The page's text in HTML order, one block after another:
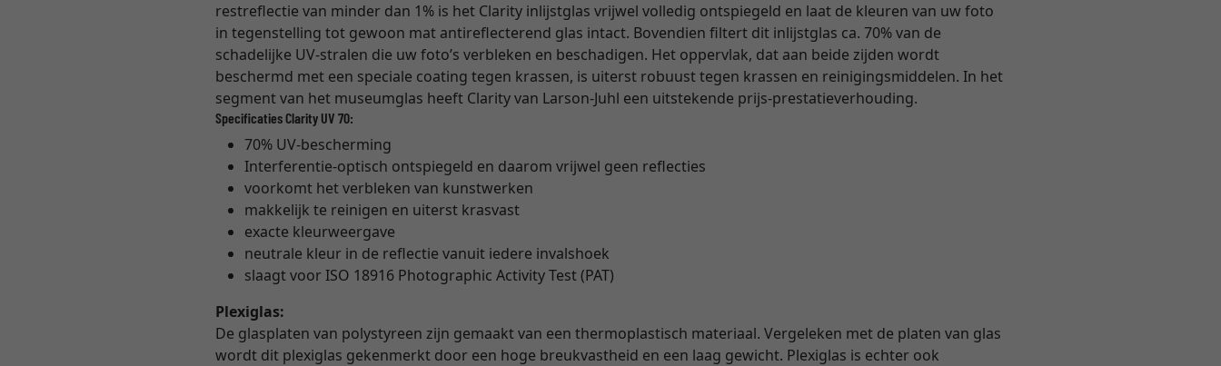
restreflectie van minder dan 1% is het Clarity inlijstglas vrijwel volledig ontspiegeld en laat de kleuren van uw foto
in tegenstelling tot gewoon mat antireflecterend glas intact. Bovendien filtert dit inlijstglas ca. 70% van de
schadelijke UV-stralen die uw foto’s verbleken en beschadigen. Het oppervlak, dat aan beide zijden wordt
beschermd met een speciale coating tegen krassen, is uiterst robuust tegen krassen en reinigingsmiddelen. In het
segment van het museumglas heeft Clarity van Larson-Juhl een uitstekende prijs-prestatieverhouding.
Specificaties Clarity UV 70:
70% UV-bescherming
Interferentie-optisch ontspiegeld en daarom vrijwel geen reflecties
voorkomt het verbleken van kunstwerken
makkelijk te reinigen en uiterst krasvast
exacte kleurweergave
neutrale kleur in de reflectie vanuit iedere invalshoek
slaagt voor ISO 18916 Photographic Activity Test (PAT)
Plexiglas:
De glasplaten van polystyreen zijn gemaakt van een thermoplastisch materiaal. Vergeleken met de platen van glas
wordt dit plexiglas gekenmerkt door een hoge breukvastheid en een laag gewicht. Plexiglas is echter ook